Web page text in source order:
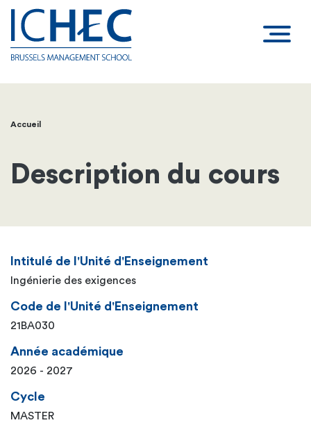
Fil
d'Ariane
Accueil
Description du cours
Intitulé de l'Unité d'Enseignement
Ingénierie des exigences
Code de l'Unité d'Enseignement
21BA030
Année académique
2026 - 2027
Cycle
MASTER